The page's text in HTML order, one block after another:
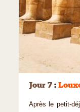
Jour 7 :
Après le petit-